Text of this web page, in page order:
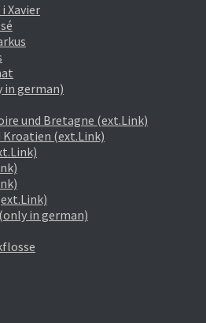
Xavier
in german)
und Bretagne (ext.Link)
Kroatien (ext.Link)
in german)